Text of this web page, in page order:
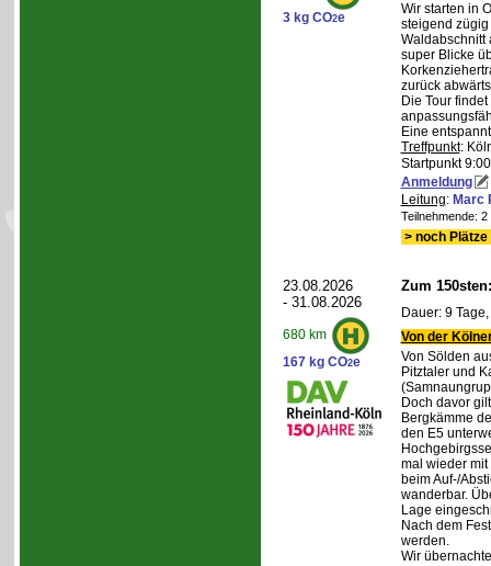
3 kg CO2e
Wir starten in
steigend
Waldabschnitt
super Blicke
zurück
Die Tour
Eine
Treffpunkt:
Startpunkt
Anmeldung
Leitung: Marc
Teilnehmende:
> noch
23.08.2026
- 31.08.2026
680 km
167 kg CO2e
Zum
Dauer: 9
Von der
Von Sölden
Pitztaler und
Doch davor
Bergkämme
den E5
mal wieder
beim Auf-/
wanderbar.
Lage
Nach dem
werden.
Wir